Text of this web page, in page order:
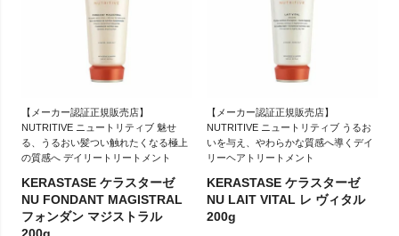
【メーカー認証正規販売店】
NUTRITIVE ニュートリティブ 魅せ
る、うるおい髪つい触れたくなる極上
の質感へ デイリートリートメント
KERASTASE ケラスターゼ
NU FONDANT MAGISTRAL
フォンダン マジストラル
200g
【メーカー認証正規販売店】
NUTRITIVE ニュートリティブ うるお
いを与え、やわらかな質感へ導くデイ
リーヘアトリートメント
KERASTASE ケラスターゼ
NU LAIT VITAL レ ヴィタル
200g